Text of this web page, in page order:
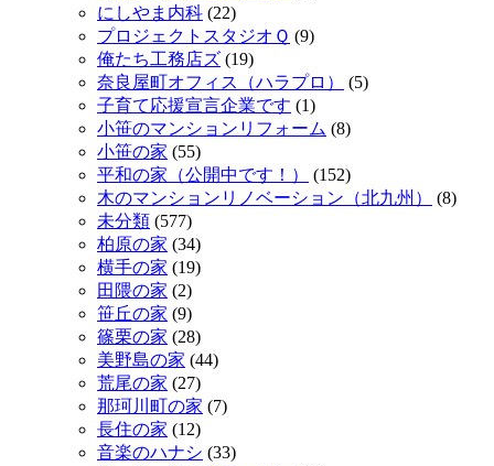
にしやま内科 (22)
プロジェクトスタジオＱ (9)
俺たち工務店ズ (19)
奈良屋町オフィス（ハラプロ）
(5)
子育て応援宣言企業です (1)
小笹のマンションリフォーム (8)
小笹の家 (55)
平和の家（公開中です！）
(152)
木のマンションリノベーション（北九州）
(8)
未分類 (577)
柏原の家 (34)
横手の家 (19)
田隈の家 (2)
笹丘の家 (9)
篠栗の家 (28)
美野島の家 (44)
荒尾の家 (27)
那珂川町の家 (7)
長住の家 (12)
音楽のハナシ (33)